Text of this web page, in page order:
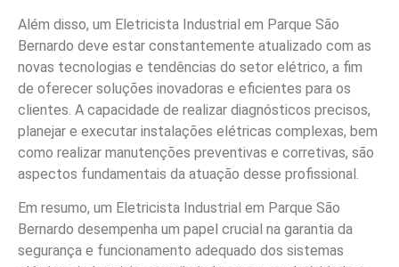
Além disso, um Eletricista Industrial em Parque São
Bernardo deve estar constantemente atualizado com as
novas tecnologias e tendências do setor elétrico, a fim
de oferecer soluções inovadoras e eficientes para os
clientes. A capacidade de realizar diagnósticos precisos,
planejar e executar instalações elétricas complexas, bem
como realizar manutenções preventivas e corretivas, são
aspectos fundamentais da atuação desse profissional.
Em resumo, um Eletricista Industrial em Parque São
Bernardo desempenha um papel crucial na garantia da
segurança e funcionamento adequado dos sistemas